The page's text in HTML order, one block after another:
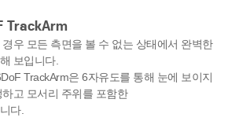
TrackArm
우 모든 측면을 볼 수 없는 상태에서 완벽한
보입니다.
TrackArm은 6자유도를 통해 눈에 보이지
고 모서리 주위를 포함한
다.